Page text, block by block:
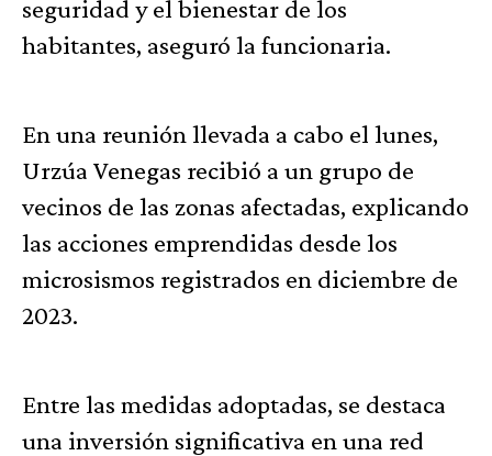
seguridad y el bienestar de los
habitantes, aseguró la funcionaria.
En una reunión llevada a cabo el lunes,
Urzúa Venegas recibió a un grupo de
vecinos de las zonas afectadas, explicando
las acciones emprendidas desde los
microsismos registrados en diciembre de
2023.
Entre las medidas adoptadas, se destaca
una inversión significativa en una red